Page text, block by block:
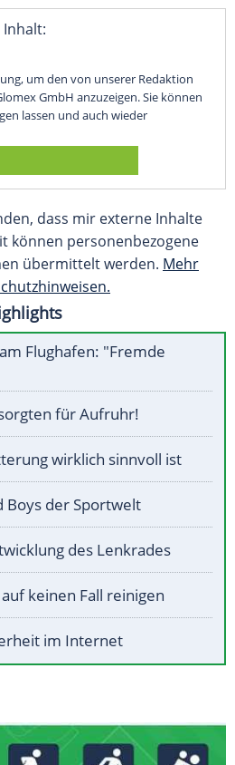
um den von unserer Redaktion
GmbH anzuzeigen. Sie können
lassen und auch wieder
dass mir externe Inhalte
können personenbezogene
übermittelt werden. Mehr
Flughafen: "Fremde
für Aufruhr!
wirklich sinnvoll ist
Boys der Sportwelt
des Lenkrades
keinen Fall reinigen
im Internet